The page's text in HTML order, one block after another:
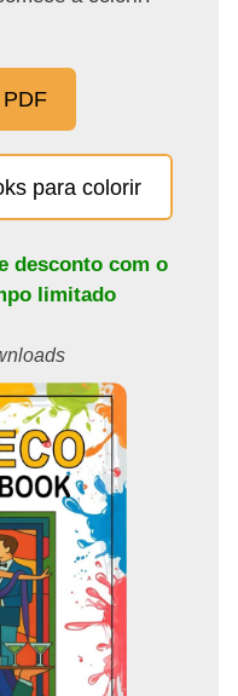
para colorir
desconto com o
limitado